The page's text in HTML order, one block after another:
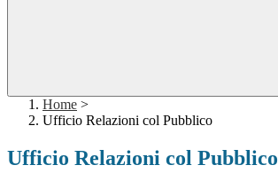
Home >
Ufficio Relazioni col Pubblico
Ufficio Relazioni col Pubblico